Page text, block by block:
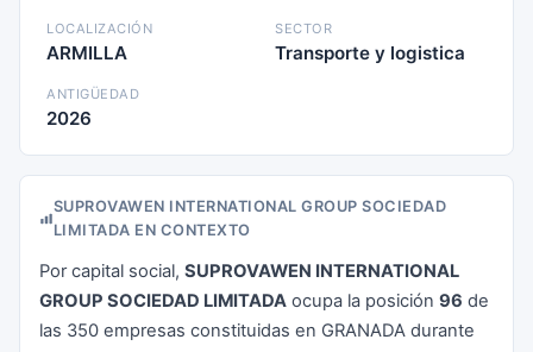
LOCALIZACIÓN
ARMILLA
SECTOR
Transporte y logistica
ANTIGÜEDAD
2026
SUPROVAWEN INTERNATIONAL GROUP SOCIEDAD
LIMITADA EN CONTEXTO
Por capital social, SUPROVAWEN INTERNATIONAL
GROUP SOCIEDAD LIMITADA ocupa la posición 96 de
las 350 empresas constituidas en GRANADA durante